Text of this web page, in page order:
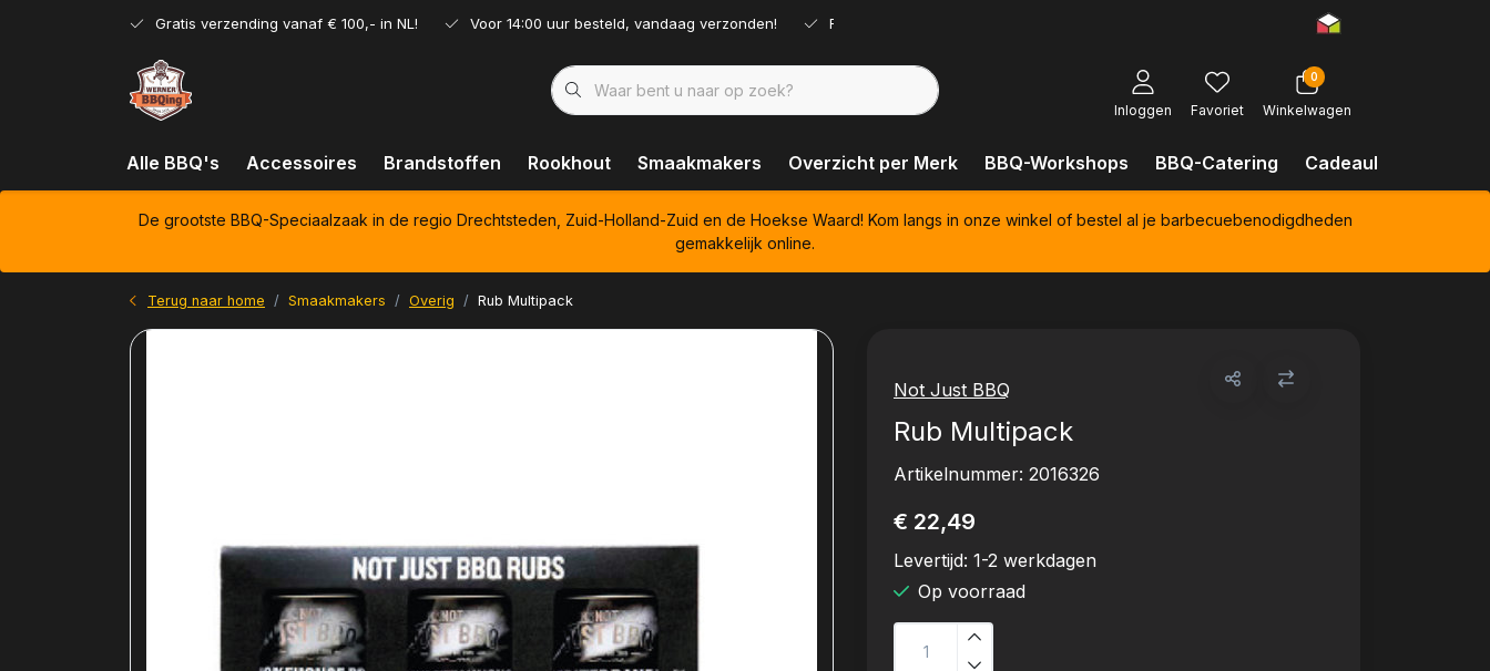
Gratis verzending vanaf € 100,- in NL! Voor 14:00 uur besteld, vandaag verzonden! Ruim assortiment!
Inloggen Favoriet
0
Winkelwagen
Alle BBQ's Accessoires Brandstoffen Rookhout Smaakmakers Overzicht per Merk BBQ-Workshops BBQ-Catering Cadeaubonnen
De grootste BBQ-Speciaalzaak in de regio Drechtsteden, Zuid-Holland-Zuid en de Hoekse Waard! Kom langs in onze winkel of bestel al je barbecuebenodigdheden
gemakkelijk online.
Terug naar home Smaakmakers Overig Rub Multipack
Not Just BBQ
Rub Multipack
Artikelnummer: 2016326
€ 22,49
Levertijd: 1-2 werkdagen
Op voorraad